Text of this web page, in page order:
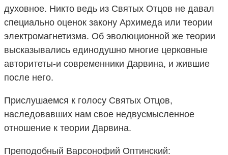
духовное. Никто ведь из Святых Отцов не давал
специально оценок закону Архимеда или теории
электромагнетизма. Об эволюционной же теории
высказывались единодушно многие церковные
авторитеты-и современники Дарвина, и жившие
после него.
Прислушаемся к голосу Святых Отцов,
наследовавших нам свое недвусмысленное
отношение к теории Дарвина.
Преподобный Варсонофий Оптинский: